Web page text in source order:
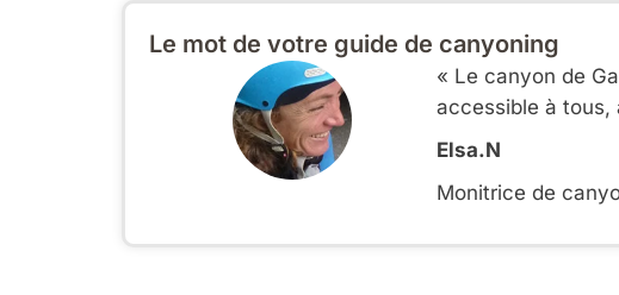
Le mot de votre guide de canyoning
« Le canyon de
accessible à tous,
Elsa.N
Monitrice de